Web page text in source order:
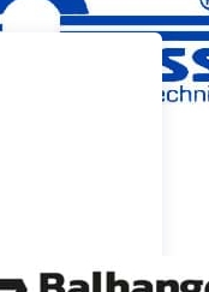
Balhanger